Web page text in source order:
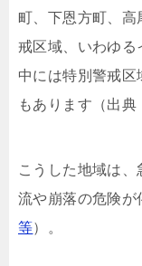
町、下恩方町、高
戒区域、いわゆる
中には特別警戒
もあります（出典
こうした地域は
流や崩落の危険が
等）。